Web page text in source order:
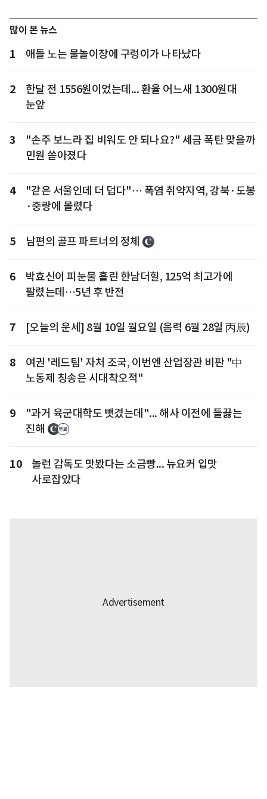
많이 본 뉴스
1 애들 노는 물놀이장에 구렁이가 나타났다
2
한달 전 1556원이었는데... 환율 어느새 1300원대
눈앞
3
"손주 보느라 집 비워도 안 되나요?" 세금 폭탄 맞을까
민원 쏟아졌다
4
"같은 서울인데 더 덥다"… 폭염 취약지역, 강북·도봉
·중랑에 몰렸다
5 남편의 골프 파트너의 정체
6
박효신이 피눈물 흘린 한남더힐, 125억 최고가에
팔렸는데…5년 후 반전
7 [오늘의 운세] 8월 10일 월요일 (음력 6월 28일 丙辰)
8
여권 '레드팀' 자처 조국, 이번엔 산업장관 비판 "中
노동제 칭송은 시대착오적"
9
"과거 육군대학도 뺏겼는데"... 해사 이전에 들끓는
진해
10
놀런 감독도 맛봤다는 소금빵... 뉴요커 입맛
사로잡았다